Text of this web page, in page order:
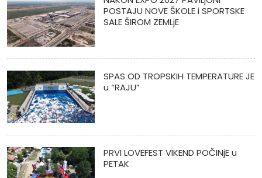
POSTAJU NOVE ŠKOLE i SPORTSKE
SALE ŠIROM ZEMLjE
SPAS OD TROPSKIH TEMPERATURE JE
u “RAJU”
PRVI LOVEFEST VIKEND POČINjE u
PETAK